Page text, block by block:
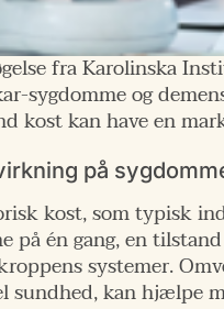
fra Karolinska
sygdomme og
kost kan have en
på
kost, som typisk
på én gang, en
systemer.
sundhed, kan hjælpe